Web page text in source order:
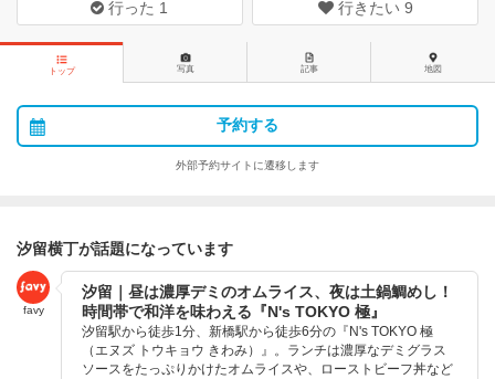
行った 1 行きたい 9
トップ 写真 記事 地図
予約する
外部予約サイトに遷移します
汐留横丁が話題になっています
favy
汐留｜昼は濃厚デミのオムライス、夜は土鍋鯛めし！
時間帯で和洋を味わえる『N's TOKYO 極』
汐留駅から徒歩1分、新橋駅から徒歩6分の『N's TOKYO 極
（エヌズ トウキョウ きわみ）』。ランチは濃厚なデミグラス
ソースをたっぷりかけたオムライスや、ローストビーフ丼など